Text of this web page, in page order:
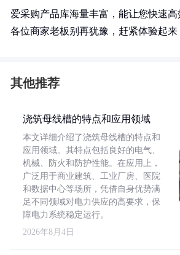
爱采购产品库海量丰富，能让您快速高
各位商家老板别再犹豫，赶紧体验起来
其他推荐
浇筑母线槽的特点和应用领域
本文详细介绍了浇筑母线槽的特点和
应用领域。其特点包括良好的电气、
机械、防火和防护性能。在应用上，
广泛用于商业建筑、工业厂房、医院
和数据中心等场所，凭借自身优势满
足不同领域对电力供应的高要求，保
障电力系统稳定运行。
2026年8月4日